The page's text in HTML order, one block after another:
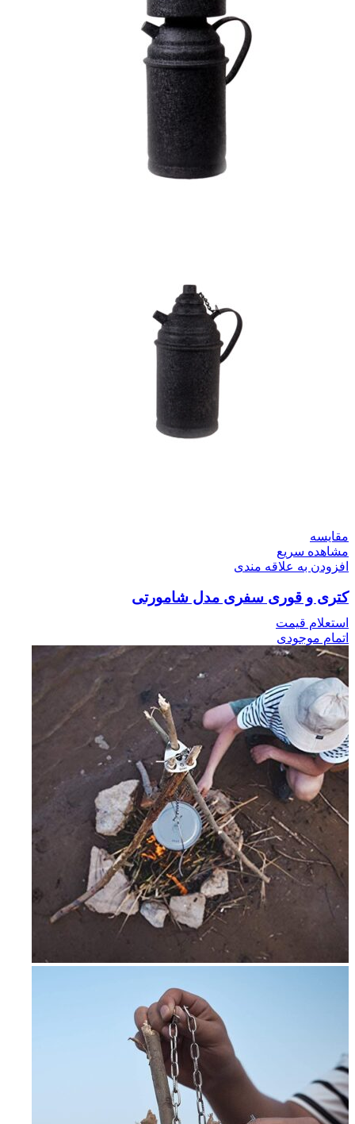
مقایسه
مشاهده سریع
افزودن به علاقه مندی
کتری و قوری سفری مدل شامورتی
استعلام قیمت
اتمام موجودی